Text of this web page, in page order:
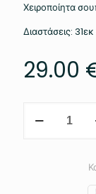
Χειροποίητα
Διαστάσεις: 31εκ
29.00
Κατσαρόλας